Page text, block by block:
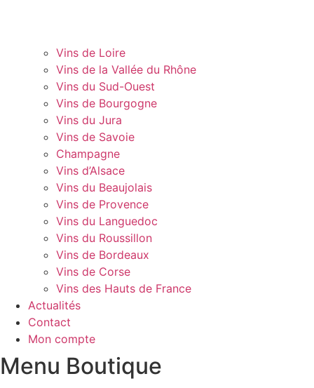
Vins de Loire
Vins de la Vallée du Rhône
Vins du Sud-Ouest
Vins de Bourgogne
Vins du Jura
Vins de Savoie
Champagne
Vins d’Alsace
Vins du Beaujolais
Vins de Provence
Vins du Languedoc
Vins du Roussillon
Vins de Bordeaux
Vins de Corse
Vins des Hauts de France
Actualités
Contact
Mon compte
Menu Boutique